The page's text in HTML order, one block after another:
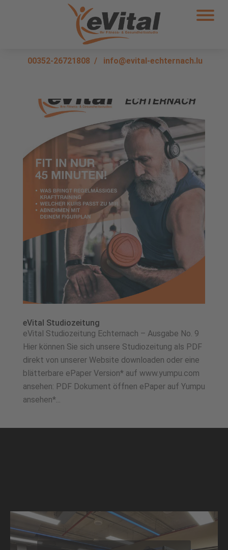
00352-26721808 / info@evital-echternach.lu
eVital Studiozeitung
eVital Studiozeitung Echternach – Ausgabe No. 9
Hier können Sie sich unsere Studiozeitung als PDF
direkt von unserer Website downloaden oder eine
blätterbare ePaper Version* auf www.yumpu.com
ansehen: PDF Dokument öffnen ePaper auf Yumpu
ansehen*...